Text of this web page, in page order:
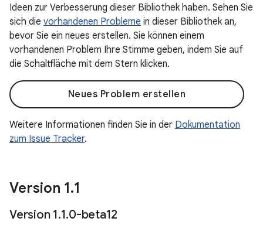
Ideen zur Verbesserung dieser Bibliothek haben. Sehen Sie
sich die vorhandenen Probleme in dieser Bibliothek an,
bevor Sie ein neues erstellen. Sie können einem
vorhandenen Problem Ihre Stimme geben, indem Sie auf
die Schaltfläche mit dem Stern klicken.
Neues Problem erstellen
Weitere Informationen finden Sie in der Dokumentation
zum Issue Tracker.
Version 1.1
Version 1.1.0-beta12